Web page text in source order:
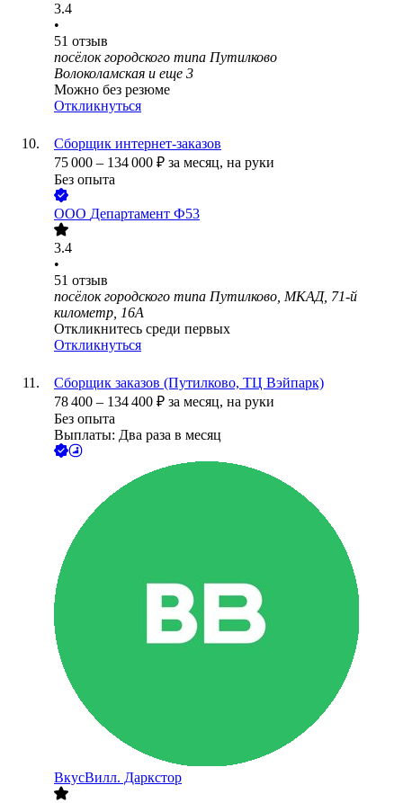
3.4
•
51 отзыв
посёлок городского типа Путилково
Волоколамская и еще 3
Можно без резюме
Откликнуться
Сборщик интернет-заказов
75 000 – 134 000 ₽ за месяц, на руки
Без опыта
ООО Департамент Ф53
3.4
•
51 отзыв
посёлок городского типа Путилково, МКАД, 71-й
километр, 16А
Откликнитесь среди первых
Откликнуться
Сборщик заказов (Путилково, ТЦ Вэйпарк)
78 400 – 134 400 ₽ за месяц, на руки
Без опыта
Выплаты: Два раза в месяц
ВкусВилл. Даркстор